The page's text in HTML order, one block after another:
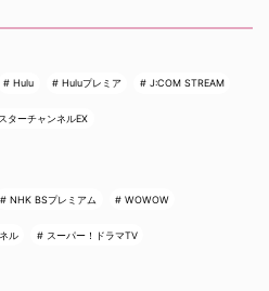
Hulu Huluプレミア J:COM STREAM
スターチャンネルEX
NHK BSプレミアム WOWOW
ル スーパー！ドラマTV